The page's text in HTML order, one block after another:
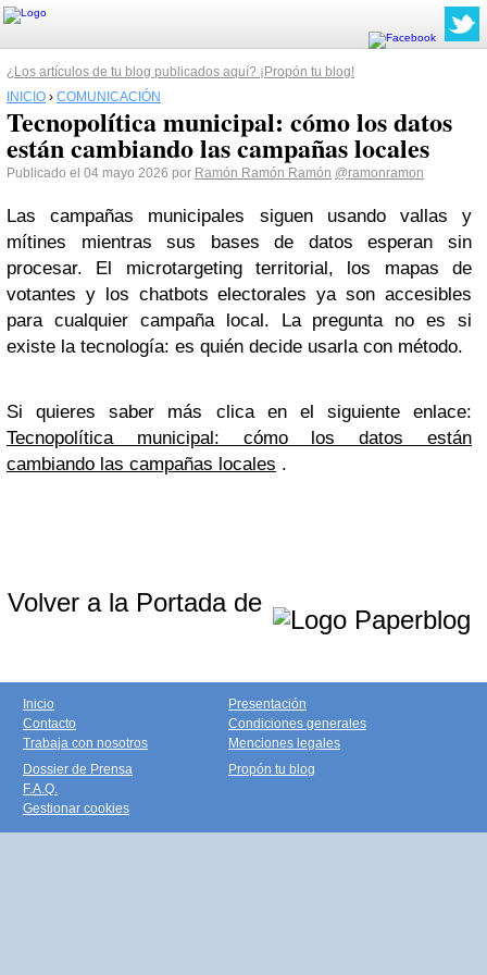
¿Los artículos de tu blog publicados aquí? ¡Propón tu blog!
INICIO › COMUNICACIÓN
Tecnopolítica municipal: cómo los datos
están cambiando las campañas locales
Publicado el 04 mayo 2026 por Ramón Ramón Ramón @ramonramon
Las campañas municipales siguen usando vallas y
mítines mientras sus bases de datos esperan sin
procesar. El microtargeting territorial, los mapas de
votantes y los chatbots electorales ya son accesibles
para cualquier campaña local. La pregunta no es si
existe la tecnología: es quién decide usarla con método.
Si quieres saber más clica en el siguiente enlace:
Tecnopolítica municipal: cómo los datos están
cambiando las campañas locales .
Volver a la Portada de
Inicio
Contacto
Trabaja con nosotros
Presentación
Condiciones generales
Menciones legales
Dossier de Prensa
F.A.Q.
Gestionar cookies
Propón tu blog